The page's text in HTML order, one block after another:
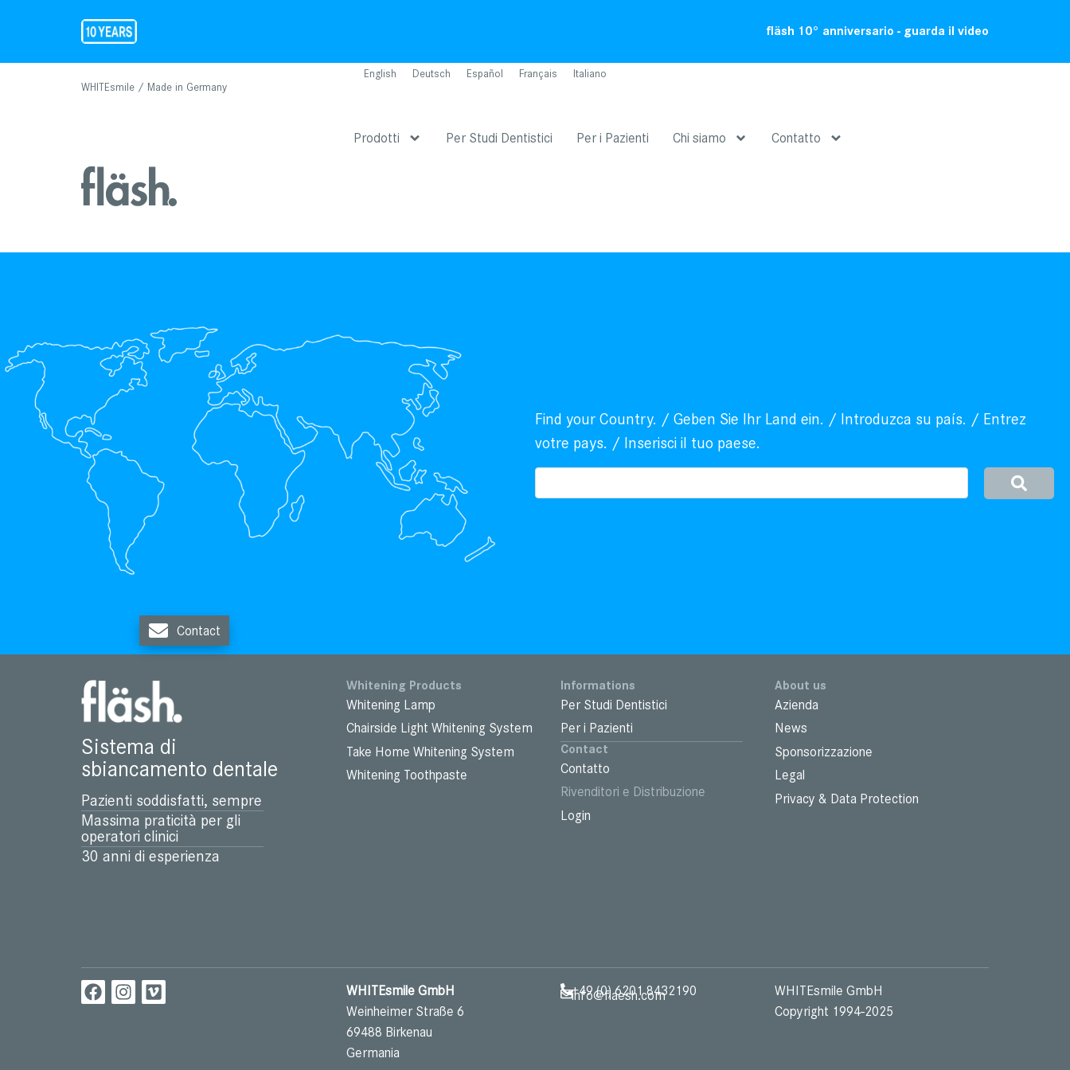
fläsh 10° anniversario - guarda il video
WHITEsmile / Made in Germany
English Deutsch Español Français Italiano
Prodotti Per Studi Dentistici Per i Pazienti Chi siamo Contatto
Find your Country. / Geben Sie Ihr Land ein. / Introduzca su país. / Entrez
votre pays. / Inserisci il tuo paese.
Sistema di
sbiancamento dentale
Pazienti soddisfatti, sempre
Massima praticità per gli
operatori clinici
30 anni di esperienza
Whitening Products
Whitening Lamp
Chairside Light Whitening System
Take Home Whitening System
Whitening Toothpaste
Informations
Per Studi Dentistici
Per i Pazienti
Contact
Contatto
Rivenditori e Distribuzione
Login
About us
Azienda
News
Sponsorizzazione
Legal
Privacy & Data Protection
WHITEsmile GmbH
Weinheimer Straße 6
69488 Birkenau
Germania
+49 (0) 6201 8432190
info@flaesh.com
WHITEsmile GmbH
Copyright 1994-2025
Contact